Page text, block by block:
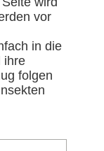
vor
in die
ihre
folgen